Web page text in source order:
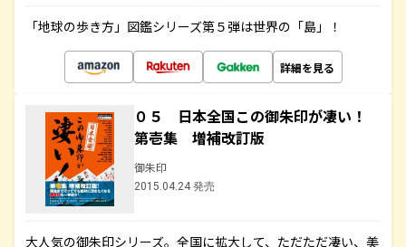
「地球の歩き方」図鑑シリーズ第５弾は世界の「島」！
詳細を見る
０５ 日本全国この御朱印が凄い！
第壱集 増補改訂版
御朱印
2015.04.24 発売
大人気の御朱印シリーズ。全国に拡大して、ただただ凄い、美